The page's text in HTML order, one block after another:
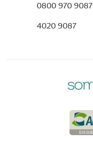
0800 970 9087
4020 9087